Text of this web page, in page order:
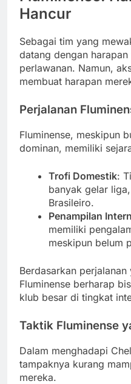
Hancur
Sebagai tim yang
datang dengan
perlawanan. Namun,
membuat harapan
Perjalanan
Fluminense, meskipun
dominan, memiliki
Trofi Domestik:
banyak gelar
Brasileiro.
Penampilan
memiliki
meskipun belum
Berdasarkan
Fluminense berharap
klub besar di tingkat
Taktik Fluminense
Dalam menghadapi
tampaknya kurang
mereka.